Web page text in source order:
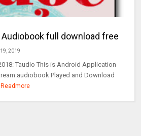
full download free
2019
Taudio This is Android Application
Played and Download
Readmore